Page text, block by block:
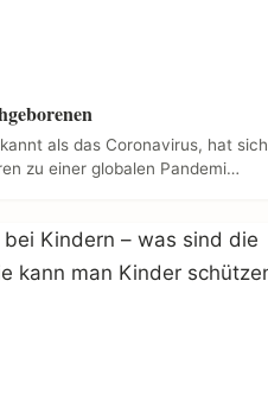
als das Coronavirus, hat sich
zu einer globalen Pandemi…